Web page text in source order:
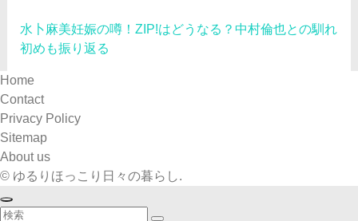
水卜麻美妊娠の噂！ZIP!はどうなる？中村倫也との馴れ
初めも振り返る
Home
Contact
Privacy Policy
Sitemap
About us
© ゆるりほっこり日々の暮らし.